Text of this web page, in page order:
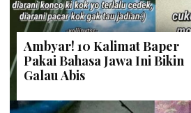
Ambyar! 10 Kalimat Baper
Pakai Bahasa Jawa Ini Bikin
Galau Abis